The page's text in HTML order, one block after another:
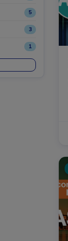
5
3
1